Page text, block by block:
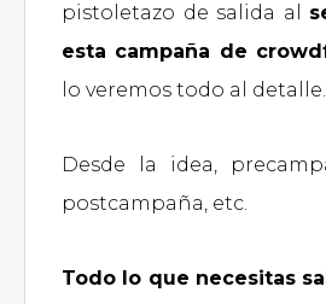
pistoletazo de salida al
esta campaña de
lo veremos todo al detalle.
Desde la idea,
postcampaña, etc.
Todo lo que necesitas